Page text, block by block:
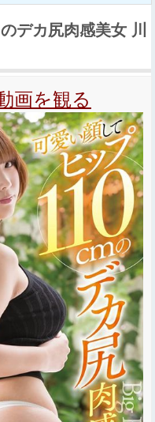
デカ尻肉感美女 川
画を観る